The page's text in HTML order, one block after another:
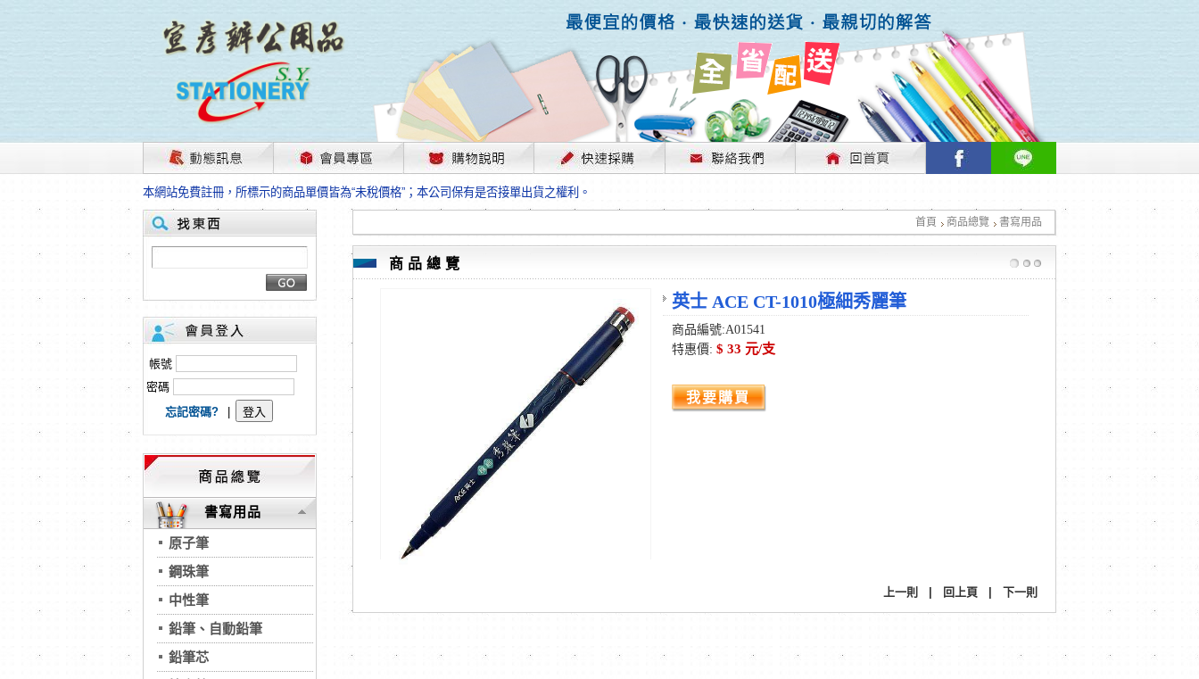
茲因國際情勢變化石油及塑化原物料波動漲幅甚大，部份上游供應商已採取封盤及暫停出貨因應，故本公司價格將視工廠原物料行情做適時的調整，不便之處敬請見諒！
本網站免費註冊，所標示的商品單價皆為“未稅價格”；本公司保有是否接單出貨之權利。
HP、EPSON、CANON原廠耗材價格浮動，下單前請先跟客服人員確認最新單價！
本網站免費註冊，所標示的商品單價皆為“未稅價格”；本公司保有是否接單出貨之權利。
匯款客戶請注意！因商品繁複來不及發現短缺，遂待客服人員跟您確認訂單無誤時再行匯款，避免後緒問題的衍生。
本網站免費註冊，所標示的商品單價皆為“未稅價格”；本公司保有是否接單出貨之權利。
茲因國際情勢變化石油及塑化原物料波動漲幅甚大，部份上游供應商已採取封盤及暫停出貨因應，故本公司價格將視工廠原物料行情做適時的調整，不便之處敬請見諒！
本網站免費註冊，所標示的商品單價皆為“未稅價格”；本公司保有是否接單出貨之權利。
HP、EPSON、CANON原廠耗材價格浮動，下單前請先跟客服人員確認最新單價！
本網站免費註冊，所標示的商品單價皆為“未稅價格”；本公司保有是否接單出貨之權利。
匯款客戶請注意！因商品繁複來不及發現短缺，遂待客服人員跟您確認訂單無誤時再行匯款，避免後緒問題的衍生。
本網站免費註冊，所標示的商品單價皆為“未稅價格”；本公司保有是否接單出貨之權利。
首頁 商品總覽 書寫用品
帳號
密碼
忘記密碼?
書寫用品
原子筆
鋼珠筆
中性筆
鉛筆、自動鉛筆
鉛筆芯
商品總覽
英士 ACE CT-1010極細秀麗筆
商品編號:A01541
特惠價: $ 33 元/支
我要購買
上一則 回上頁 下一則